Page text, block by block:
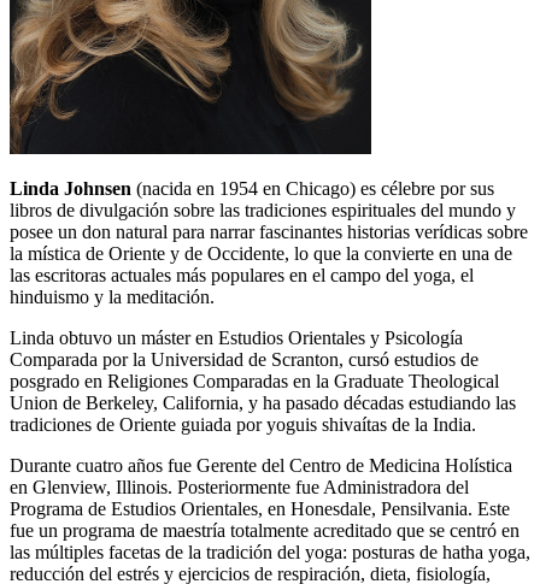
Linda Johnsen (nacida en 1954 en Chicago) es célebre por sus
libros de divulgación sobre las tradiciones espirituales del mundo y
posee un don natural para narrar fascinantes historias verídicas sobre
la mística de Oriente y de Occidente, lo que la convierte en una de
las escritoras actuales más populares en el campo del yoga, el
hinduismo y la meditación.
Linda obtuvo un máster en Estudios Orientales y Psicología
Comparada por la Universidad de Scranton, cursó estudios de
posgrado en Religiones Comparadas en la Graduate Theological
Union de Berkeley, California, y ha pasado décadas estudiando las
tradiciones de Oriente guiada por yoguis shivaítas de la India.
Durante cuatro años fue Gerente del Centro de Medicina Holística
en Glenview, Illinois. Posteriormente fue Administradora del
Programa de Estudios Orientales, en Honesdale, Pensilvania. Este
fue un programa de maestría totalmente acreditado que se centró en
las múltiples facetas de la tradición del yoga: posturas de hatha yoga,
reducción del estrés y ejercicios de respiración, dieta, fisiología,